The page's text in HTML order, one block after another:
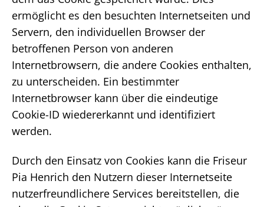
ermöglicht es den besuchten Internetseiten und
Servern, den individuellen Browser der
betroffenen Person von anderen
Internetbrowsern, die andere Cookies enthalten,
zu unterscheiden. Ein bestimmter
Internetbrowser kann über die eindeutige
Cookie-ID wiedererkannt und identifiziert
werden.
Durch den Einsatz von Cookies kann die Friseur
Pia Henrich den Nutzern dieser Internetseite
nutzerfreundlichere Services bereitstellen, die